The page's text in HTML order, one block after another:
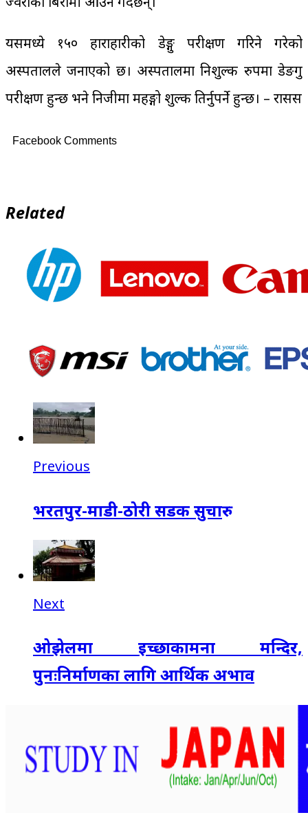
यसमध्ये १५० हाराहारीको डेङ्गु परीक्षण गरिने गरेको
अस्पतालले जनाएको छ। अस्पतालमा निशुल्क रुपमा डेङगु
परीक्षण हुन्छ भने निजीमा महङ्गो शुल्क तिर्नुपर्ने हुन्छ। – रासस
Facebook Comments
Related
Previous
भरतपुर-माडी-ठोरी सडक सुचारु
Next
ओझेलमा इच्छाकामना मन्दिर,
पुनःनिर्माणका लागि आर्थिक अभाव